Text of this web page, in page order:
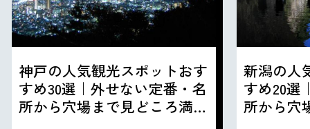
神戸の人気観光スポットおす
すめ30選｜外せない定番・名
所から穴場まで見どころ満載
新潟の人
すめ20選
所から穴